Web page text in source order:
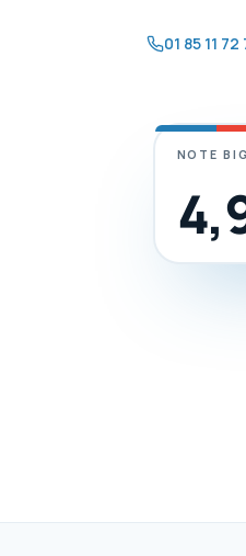
01 85 11 72
NOTE